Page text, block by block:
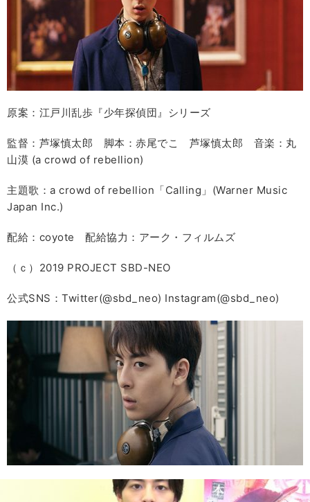
原案：江戸川乱歩『少年探偵団』シリーズ
監督：芦塚慎太郎 脚本：赤尾でこ 芦塚慎太郎 音楽：丸
山漠 (a crowd of rebellion)
主題歌：a crowd of rebellion「Calling」(Warner Music
Japan Inc.)
配給：coyote 配給協力：アーク・フィルムズ
（ｃ）2019 PROJECT SBD-NEO
公式SNS：Twitter(@sbd_neo) Instagram(@sbd_neo)